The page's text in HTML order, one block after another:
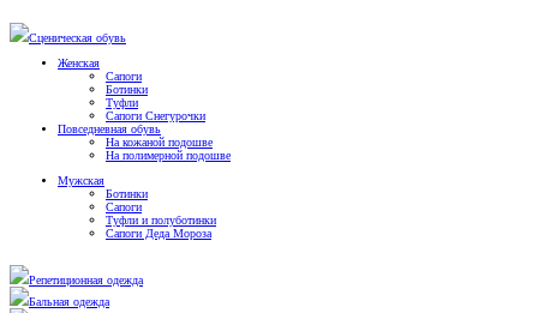
Сценическая обувь
Женская
Сапоги
Ботинки
Туфли
Сапоги Снегурочки
Повседневная обувь
На кожаной подошве
На полимерной подошве
Мужская
Ботинки
Сапоги
Туфли и полуботинки
Сапоги Деда Мороза
Репетиционная одежда
Бальная одежда